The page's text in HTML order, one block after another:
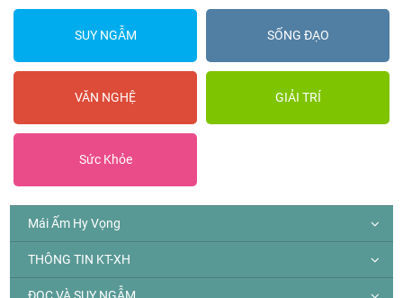
SUY NGẪM SỐNG ĐẠO
VĂN NGHỆ GIẢI TRÍ
Sức Khỏe
Mái Ấm Hy Vọng
THÔNG TIN KT-XH